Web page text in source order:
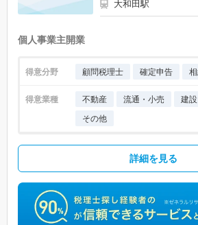
大和田駅
個人事業主開業
得意分野 顧問税理士 確定申告
得意業種 不動産 流通・小売 建
その他
詳細を見る